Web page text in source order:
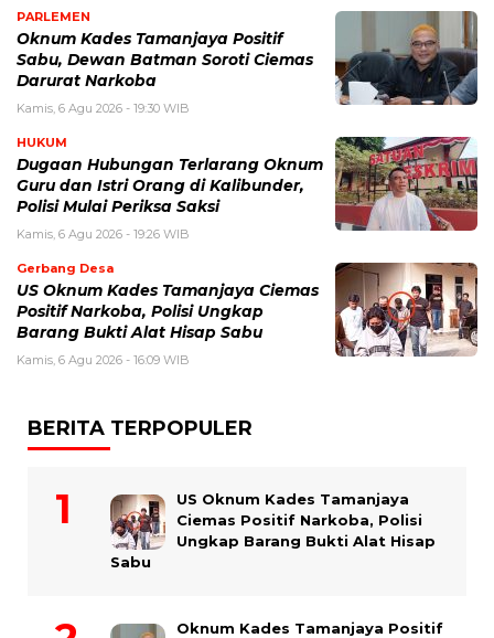
PARLEMEN
Oknum Kades Tamanjaya Positif
Sabu, Dewan Batman Soroti Ciemas
Darurat Narkoba
Kamis, 6 Agu 2026 - 19:30 WIB
HUKUM
Dugaan Hubungan Terlarang Oknum
Guru dan Istri Orang di Kalibunder,
Polisi Mulai Periksa Saksi
Kamis, 6 Agu 2026 - 19:26 WIB
Gerbang Desa
US Oknum Kades Tamanjaya Ciemas
Positif Narkoba, Polisi Ungkap
Barang Bukti Alat Hisap Sabu
Kamis, 6 Agu 2026 - 16:09 WIB
BERITA TERPOPULER
US Oknum Kades Tamanjaya
Ciemas Positif Narkoba, Polisi
Ungkap Barang Bukti Alat Hisap
Sabu
Oknum Kades Tamanjaya Positif